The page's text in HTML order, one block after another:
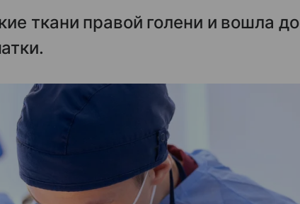
ткани правой голени и вошла до